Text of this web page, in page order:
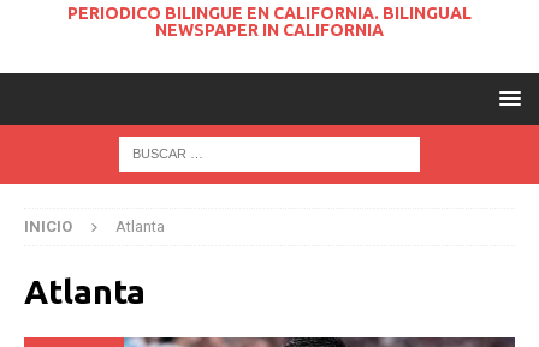
PERIODICO BILINGUE EN CALIFORNIA. BILINGUAL
NEWSPAPER IN CALIFORNIA
INICIO Atlanta
Atlanta